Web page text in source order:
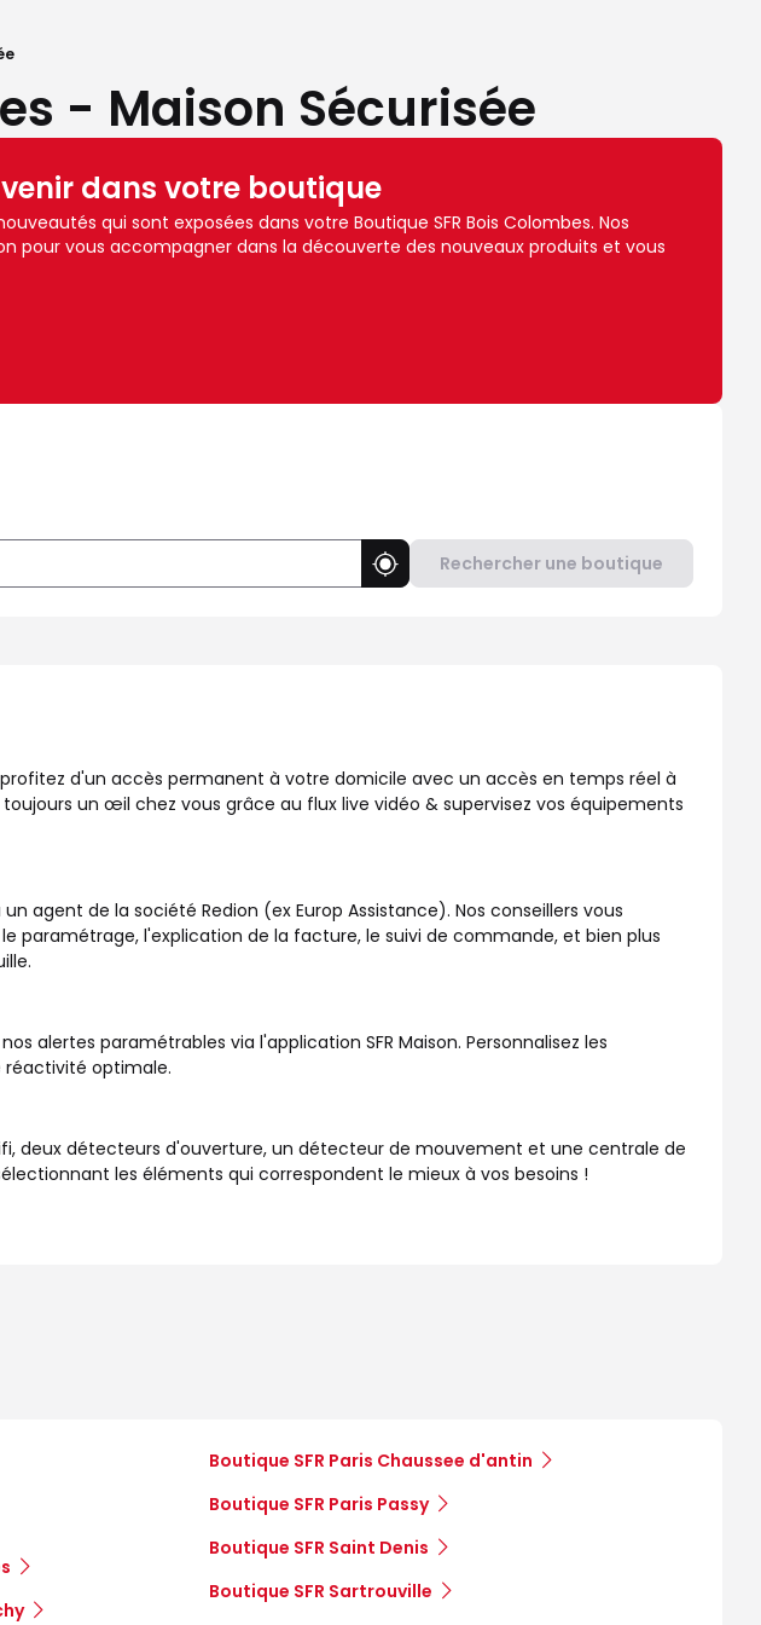
- Maison Sécurisée
dans votre boutique
qui sont exposées dans votre Boutique SFR Bois Colombes. Nos
pour vous accompagner dans la découverte des nouveaux produits et vous
Utiliser ma position
Rechercher une boutique
d'un accès permanent à votre domicile avec un accès en temps réel à
un œil chez vous grâce au flux live vidéo & supervisez vos équipements
agent de la société Redion (ex Europ Assistance). Nos conseillers vous
paramétrage, l'explication de la facture, le suivi de commande, et bien plus
alertes paramétrables via l'application SFR Maison. Personnalisez les
optimale.
deux détecteurs d'ouverture, un détecteur de mouvement et une centrale de
les éléments qui correspondent le mieux à vos besoins !
en toutes circonstances, disponible dans votre boutique SFR !
Boutique SFR Paris Chaussee d'antin
Boutique SFR Paris Passy
Boutique SFR Saint Denis
Boutique SFR Sartrouville